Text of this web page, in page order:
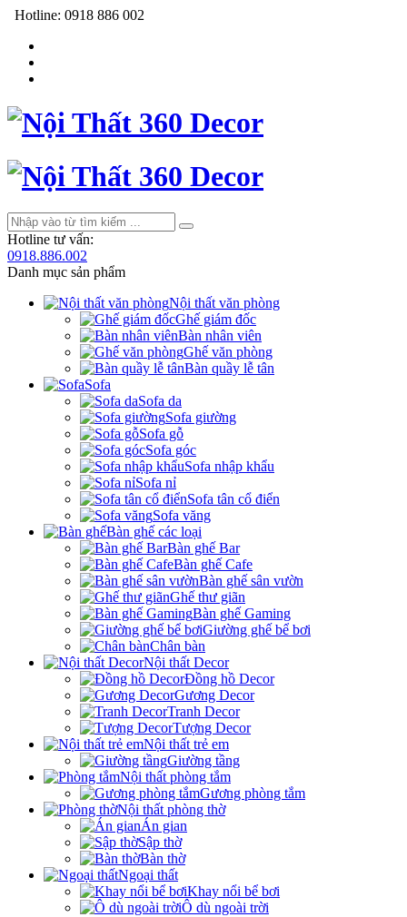
Hotline: 0918 886 002
Hotline tư vấn:
0918.886.002
Danh mục sản phẩm
Nội thất văn phòng
Ghế giám đốc
Bàn nhân viên
Ghế văn phòng
Bàn quầy lễ tân
Sofa
Sofa da
Sofa giường
Sofa gỗ
Sofa góc
Sofa nhập khẩu
Sofa nỉ
Sofa tân cổ điển
Sofa văng
Bàn ghế các loại
Bàn ghế Bar
Bàn ghế Cafe
Bàn ghế sân vườn
Ghế thư giãn
Bàn ghế Gaming
Giường ghế bể bơi
Chân bàn
Nội thất Decor
Đồng hồ Decor
Gương Decor
Tranh Decor
Tượng Decor
Nội thất trẻ em
Giường tầng
Nội thất phòng tắm
Gương phòng tắm
Nội thất phòng thờ
Án gian
Sập thờ
Bàn thờ
Ngoại thất
Khay nổi bể bơi
Ô dù ngoài trời